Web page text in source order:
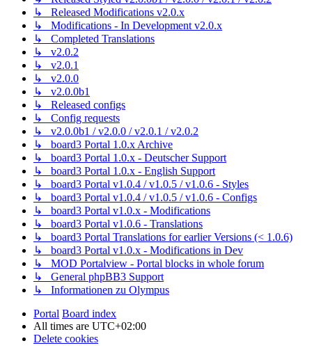
↳ Released Modifications v2.0.x
↳ Modifications - In Development v2.0.x
↳ Completed Translations
↳ v2.0.2
↳ v2.0.1
↳ v2.0.0
↳ v2.0.0b1
↳ Released configs
↳ Config requests
↳ v2.0.0b1 / v2.0.0 / v2.0.1 / v2.0.2
↳ board3 Portal 1.0.x Archive
↳ board3 Portal 1.0.x - Deutscher Support
↳ board3 Portal 1.0.x - English Support
↳ board3 Portal v1.0.4 / v1.0.5 / v1.0.6 - Styles
↳ board3 Portal v1.0.4 / v1.0.5 / v1.0.6 - Configs
↳ board3 Portal v1.0.x - Modifications
↳ board3 Portal v1.0.6 - Translations
↳ board3 Portal Translations for earlier Versions (< 1.0.6)
↳ board3 Portal v1.0.x - Modifications in Dev
↳ MOD Portalview - Portal blocks in whole forum
↳ General phpBB3 Support
↳ Informationen zu Olympus
Portal Board index
All times are UTC+02:00
Delete cookies